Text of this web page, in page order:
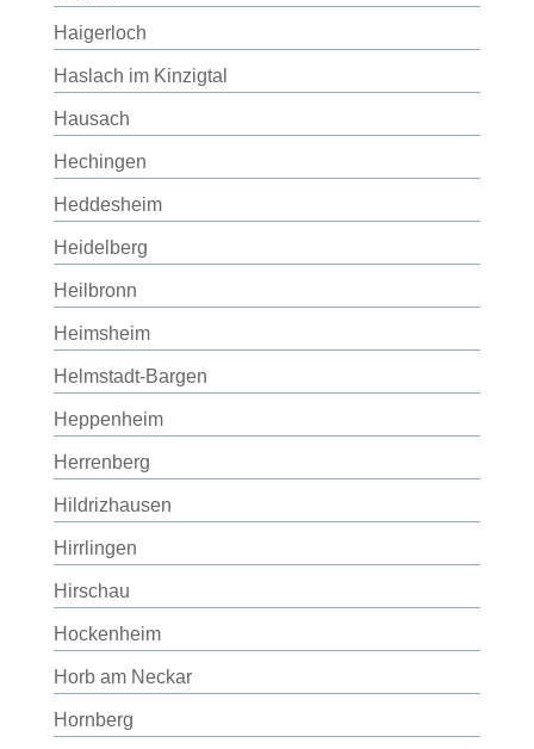
Haigerloch
Haslach im Kinzigtal
Hausach
Hechingen
Heddesheim
Heidelberg
Heilbronn
Heimsheim
Helmstadt-Bargen
Heppenheim
Herrenberg
Hildrizhausen
Hirrlingen
Hirschau
Hockenheim
Horb am Neckar
Hornberg